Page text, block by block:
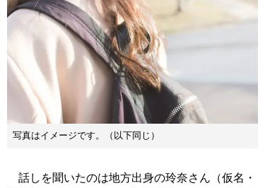
写真はイメージです。（以下同じ）
話しを聞いたのは地方出身の玲奈さん（仮名・